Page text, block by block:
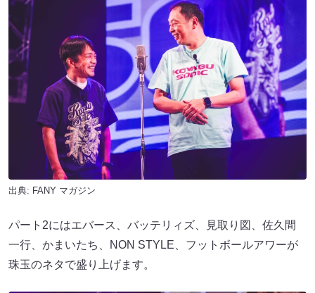
出典: FANY マガジン
パート2にはエバース、バッテリィズ、見取り図、佐久間
一行、かまいたち、NON STYLE、フットボールアワーが
珠玉のネタで盛り上げます。